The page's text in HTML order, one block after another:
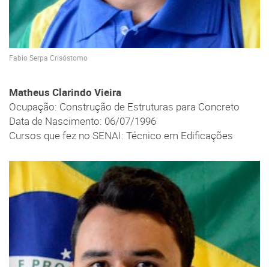
Fabio Serpa Crisóstomo
Matheus Clarindo Vieira
Ocupação: Construção de Estruturas para Concreto
Data de Nascimento: 06/07/1996
Cursos que fez no SENAI: Técnico em Edificações